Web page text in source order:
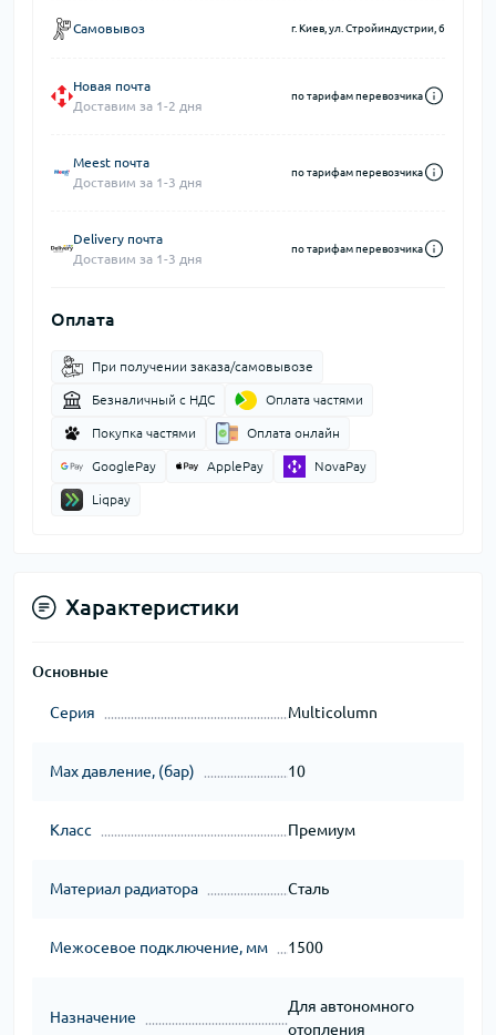
Самовывоз г. Киев, ул. Стройиндустрии, 6
Новая почта
Доставим за 1-2 дня
по тарифам перевозчика
Meest почта
Доставим за 1-3 дня
по тарифам перевозчика
Delivery почта
Доставим за 1-3 дня
по тарифам перевозчика
Оплата
При получении заказа/самовывозе
Безналичный с НДС Оплата частями
Покупка частями Оплата онлайн
GooglePay ApplePay NovaPay
Liqpay
Характеристики
Основные
Серия Multicolumn
Max давление, (бар) 10
Класс Премиум
Материал радиатора Сталь
Межосевое подключение, мм 1500
Назначение
Для автономного
отопления